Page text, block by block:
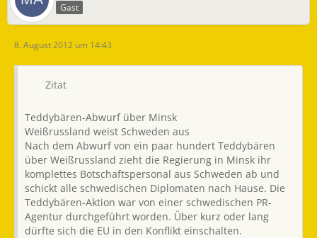
Gast
8. August 2012 um 14:43
Zitat
Teddybären-Abwurf über Minsk
Weißrussland weist Schweden aus
Nach dem Abwurf von ein paar hundert Teddybären
über Weißrussland zieht die Regierung in Minsk ihr
komplettes Botschaftspersonal aus Schweden ab und
schickt alle schwedischen Diplomaten nach Hause. Die
Teddybären-Aktion war von einer schwedischen PR-
Agentur durchgeführt worden. Über kurz oder lang
dürfte sich die EU in den Konflikt einschalten.